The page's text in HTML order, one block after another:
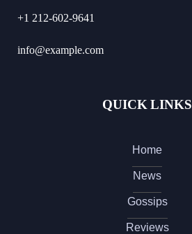
+1 212-602-9641
info@example.com
QUICK LINKS
Home
News
Gossips
Reviews